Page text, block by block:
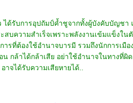
ด้รับการอุปถัมป์ค้ำชูจากทั้งผู้บังคับบัญช
สบความสำเร็จเพราะพลังงานเข้มแข็งใ
รที่ต้องใช้อำนาจบารมี รวมถึงนักการเ
น กล้าได้กล้าเสีย อย่าใช้อำนาจในทางที่
จได้รับความเสียหายได้..